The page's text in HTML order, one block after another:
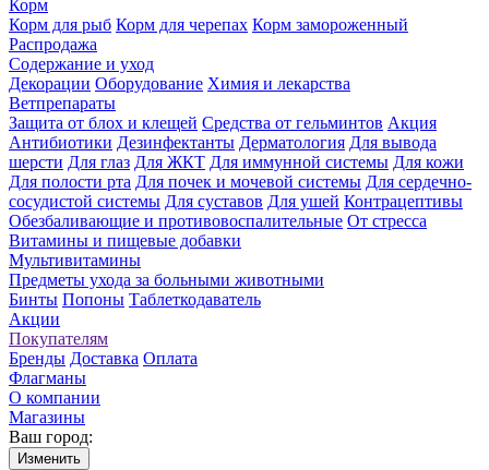
Корм
Корм для рыб Корм для черепах Корм замороженный
Распродажа
Содержание и уход
Декорации Оборудование Химия и лекарства
Ветпрепараты
Защита от блох и клещей Средства от гельминтов Акция
Антибиотики Дезинфектанты Дерматология Для вывода
шерсти Для глаз Для ЖКТ Для иммунной системы Для кожи
Для полости рта Для почек и мочевой системы Для сердечно-
сосудистой системы Для суставов Для ушей Контрацептивы
Обезбаливающие и противовоспалительные От стресса
Витамины и пищевые добавки
Мультивитамины
Предметы ухода за больными животными
Бинты Попоны Таблеткодаватель
Акции
Покупателям
Бренды Доставка Оплата
Флагманы
О компании
Магазины
Ваш город:
Изменить